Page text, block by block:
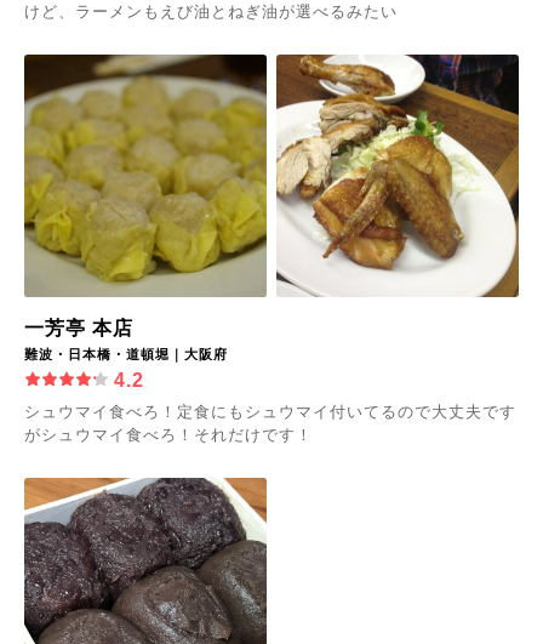
けど、ラーメンもえび油とねぎ油が選べるみたい
一芳亭 本店
難波・日本橋・道頓堀｜大阪府
4.2
シュウマイ食べろ！定食にもシュウマイ付いてるので大丈夫です
がシュウマイ食べろ！それだけです！